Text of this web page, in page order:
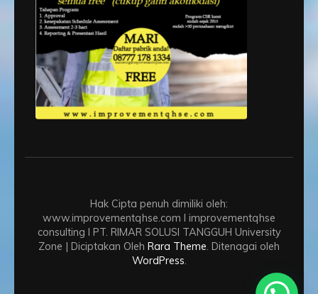
Hak Cipta penuh dimiliki oleh:
www.improvementqhse.com I improvementqhse
consulting I PT. RIMAR SOLUSI TANGGUH University
Zone | Diciptakan Oleh Rara Theme . Ditenagai oleh
WordPress